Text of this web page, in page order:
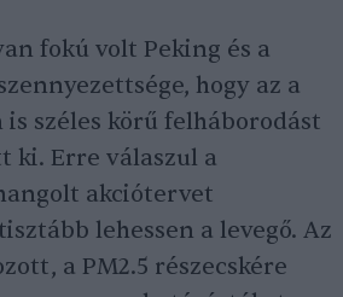
fokú volt Peking és a
hogy az a
széles körű felháborodást
ki. Erre válaszul a
akciótervet
lehessen a levegő. Az
a PM2.5 részecskére